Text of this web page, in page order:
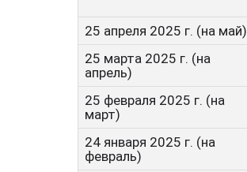
25 апреля 2025 г. (на май)
25 марта 2025 г. (на
апрель)
25 февраля 2025 г. (на
март)
24 января 2025 г. (на
февраль)